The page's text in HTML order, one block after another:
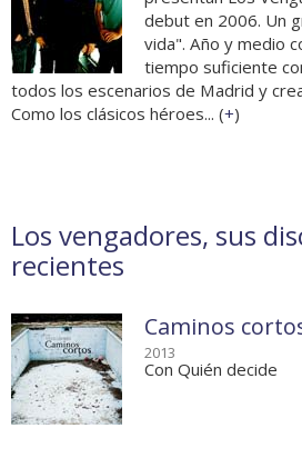
debut en 2006. Un
vida". Año y medio
tiempo suficiente
todos los escenarios de Madrid y
Como los clásicos héroes... (+)
Los vengadores, sus
recientes
Caminos
2013
Con Quién decide